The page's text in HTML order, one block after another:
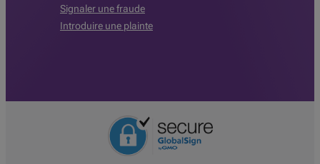
Signaler une fraude
Introduire une plainte